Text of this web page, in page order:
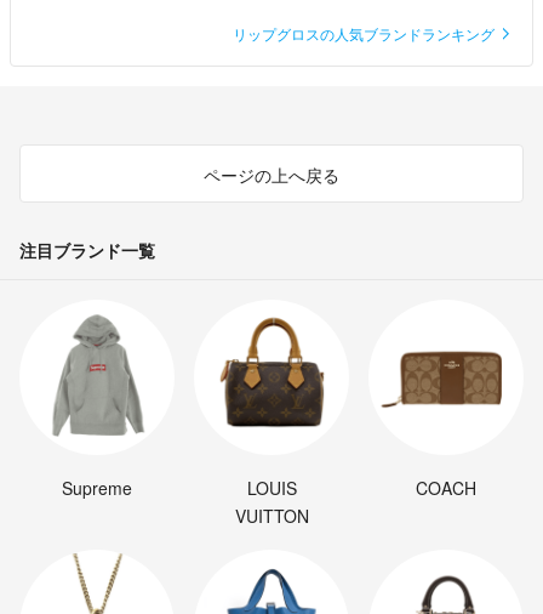
リップグロスの人気ブランドランキング
ページの上へ戻る
注目ブランド一覧
Supreme
LOUIS
VUITTON
COACH